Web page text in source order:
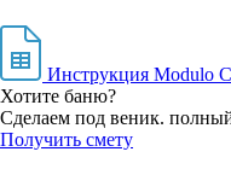
Инструкция Modulo
Хотите баню?
Сделаем под веник.
Получить смету